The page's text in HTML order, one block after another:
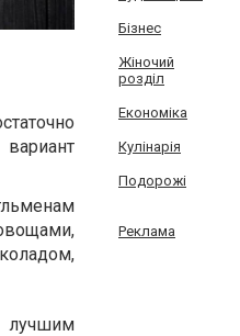
лучшим
Бізнес
Жіночий
розділ
Економіка
Кулінарія
Подорожі
Реклама